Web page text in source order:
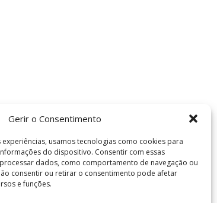
Gerir o Consentimento
usamos tecnologias como cookies para
do dispositivo. Consentir com essas
dados, como comportamento de navegação ou
consentir ou retirar o consentimento pode afetar
e funções.